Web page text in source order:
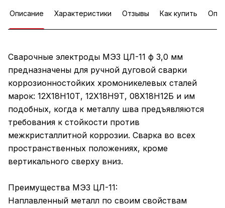
Описание Характеристики Отзывы Как купить
Сварочные электроды МЭЗ ЦЛ-11 ф 3,0 мм
предназначены для ручной дуговой сварки
коррозионностойких хромоникелевых сталей
марок: 12Х18Н10Т, 12Х18Н9Т, 08Х18Н12Б и им
подобных, когда к металлу шва предъявляются
требования к стойкости против
межкристаллитной коррозии. Сварка во всех
пространственных положениях, кроме
вертикального сверху вниз.
Преимущества МЭЗ ЦЛ-11:
Наплавленный металл по своим свойствам